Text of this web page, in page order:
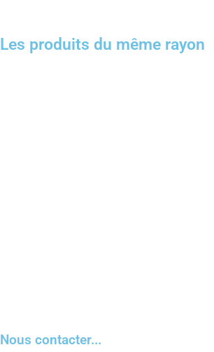
Les produits du même rayon
Nous contacter...